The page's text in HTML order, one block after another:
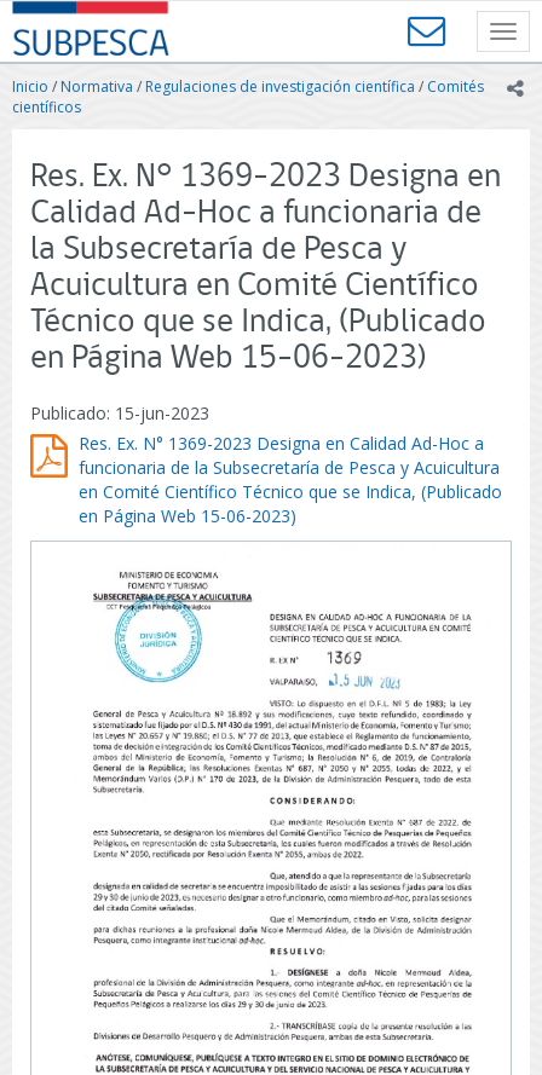
Contenido
principal
SUBPESCA
-
Subsecretaría
de
Acuicultura
Gobierno
de
Chile
Inicio /Normativa / Regulaciones de investigación científica / Comités
científicos
Res. Ex. N° 1369-2023 Designa en
Calidad Ad-Hoc a funcionaria de
la Subsecretaría de Pesca y
Acuicultura en Comité Científico
Técnico que se Indica, (Publicado
en Página Web 15-06-2023)
Publicado: 15-jun-2023
Res. Ex. N° 1369-2023 Designa en Calidad Ad-Hoc a
funcionaria de la Subsecretaría de Pesca y Acuicultura
en Comité Científico Técnico que se Indica, (Publicado
en Página Web 15-06-2023)